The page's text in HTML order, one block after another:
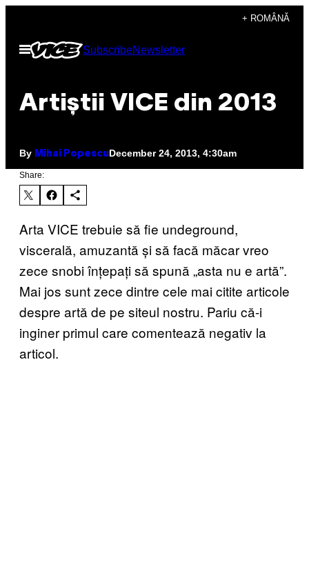
content
+ ROMÂNĂ
Open
Menu
SubscribeNewsletter
Artiștii VICE din 2013
By Mihai PopescuDecember 24, 2013, 4:30am
Share:
Arta VICE trebuie să fie undeground,
viscerală, amuzantă și să facă măcar vreo
zece snobi înțepați să spună „asta nu e artă”.
Mai jos sunt zece dintre cele mai citite articole
despre artă de pe siteul nostru. Pariu că-i
inginer primul care comentează negativ la
articol.